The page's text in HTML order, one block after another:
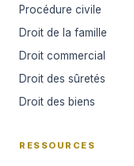
Procédure civile
Droit de la famille
Droit commercial
Droit des sûretés
Droit des biens
RESSOURCES